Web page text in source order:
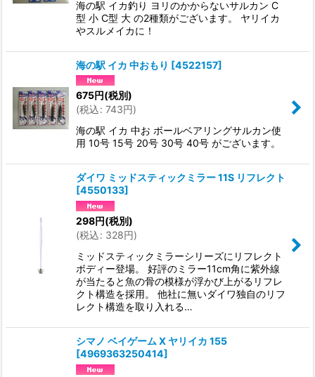
海の駅 イカ釣り ヨリのかからないサルカン C
型 小 C型 大 の2種類がございます。 ヤリイカ
やスルメイカに！
海の駅 イカ 中おもり [4522157]
675円(税別)
(税込: 743円)
海の駅 イカ 中お ボールベアリングサルカン使
用 10号 15号 20号 30号 40号 がございます。
ダイワ ミッドスティックミラー 11S リフレクト
[4550133]
298円(税別)
(税込: 328円)
ミッドスティックミラーシリーズにリフレクト
ボディー登場。 好評のミラー11cm角に紫外線
が当たると魚の骨の模様が浮かび上がるリフレ
クト構造を採用。 他社に無いダイワ独自のリフ
レクト構造を取り入れる…
シマノ ベイゲーム X ヤリイカ 155
[4969363250414]